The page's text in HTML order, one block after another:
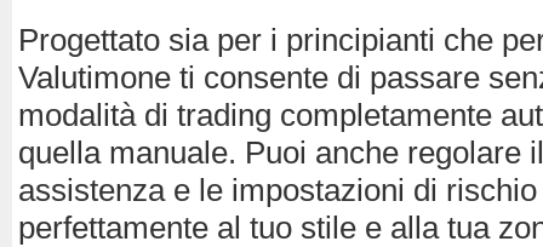
Progettato sia per i principianti che
Valutimone ti consente di passare
modalità di trading completamente
quella manuale. Puoi anche regolare
assistenza e le impostazioni di
perfettamente al tuo stile e alla tua